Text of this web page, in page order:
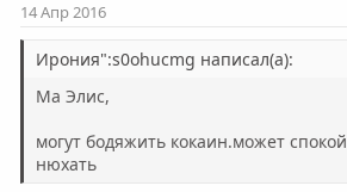
14 Апр 2016
Ирония":s0ohucmg написал(а):
Ма Элис,
могут бодяжить кокаин.может
нюхать